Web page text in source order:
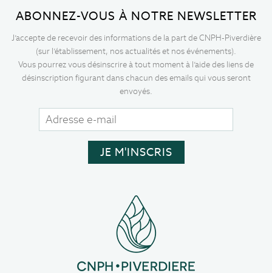
ABONNEZ-VOUS À NOTRE NEWSLETTER
J’accepte de recevoir des informations de la part de CNPH-Piverdière
(sur l’établissement, nos actualités et nos événements).
Vous pourrez vous désinscrire à tout moment à l’aide des liens de
désinscription figurant dans chacun des emails qui vous seront
envoyés.